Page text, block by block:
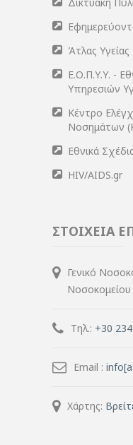
Άτλας Υγείας
Ε.Ο.Π.Υ.Υ. -
Υπηρεσιών
Κέντρο
Νοσημάτων
Εθνικά
HIV/AIDS.gr
ΣΤΟΙΧΕΙΑ
Γενικό
Τηλ.: +30
Email :
Χάρτης: